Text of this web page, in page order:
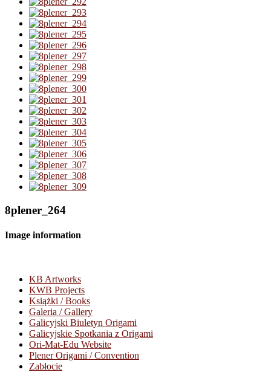
8plener_264
Image information
KB Artworks
KWB Projects
Książki / Books
Galeria / Gallery
Galicyjski Biuletyn Origami
Galicyjskie Spotkania z Origami
Ori-Mat-Edu Website
Plener Origami / Convention
Zabłocie